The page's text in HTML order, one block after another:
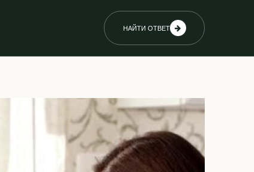
НАЙТИ ОТВЕТ